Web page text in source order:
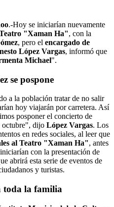
.-Hoy se iniciarían nuevamente
"Xaman Ha", con la
, pero el encargado de
López Vargas, informó que
Michael".
se pospone
a la población tratar de no salir
hoy viajarán por carretera. Así
posponer el concierto de
octubre", dijo López Vargas. Los
en redes sociales, al leer que
al Teatro "Xaman Ha", antes
con la presentación de
abrirá esta serie de eventos de
y turistas.
toda la familia